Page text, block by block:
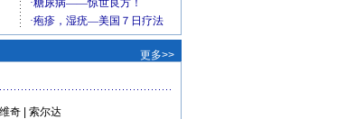
更多>>
奇| 索尔达